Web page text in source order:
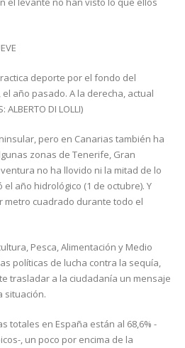
deporte por el fondo del
año pasado. A la derecha, actual
DI LOLLI)
pero en Canarias también ha
zonas de Tenerife, Gran
no ha llovido ni la mitad de lo
año hidrológico (1 de octubre). Y
metro cuadrado durante todo el
Pesca, Alimentación y Medio
políticas de lucha contra la sequía,
trasladar a la ciudadanía un mensaje
situación.
totales en España están al 68,6% -
, un poco por encima de la